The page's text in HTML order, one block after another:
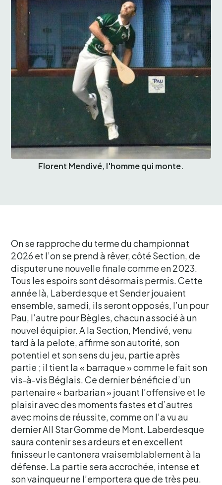
Florent Mendivé, l'homme qui monte.
On se rapproche du terme du championnat
2026 et l’on se prend à rêver, côté Section, de
disputer une nouvelle finale comme en 2023.
Tous les espoirs sont désormais permis. Cette
année là, Laberdesque et Sender jouaient
ensemble, samedi, ils seront opposés, l’un pour
Pau, l’autre pour Bègles, chacun associé à un
nouvel équipier. A la Section, Mendivé, venu
tard à la pelote, affirme son autorité, son
potentiel et son sens du jeu, partie après
partie ; il tient la « barraque » comme le fait son
vis-à-vis Béglais. Ce dernier bénéficie d’un
partenaire « barbarian » jouant l’offensive et le
plaisir avec des moments fastes et d’autres
avec moins de réussite, comme on l’a vu au
dernier All Star Gomme de Mont. Laberdesque
saura contenir ses ardeurs et en excellent
finisseur le cantonera vraisemblablement à la
défense. La partie sera accrochée, intense et
son vainqueur ne l’emportera que de très peu.